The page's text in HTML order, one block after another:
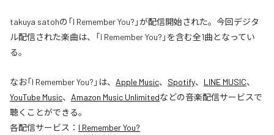
takuya satohの「I Remember You?」が配信開始された。今回デジタ
ル配信された楽曲は、「I Remember You?」を含む全1曲となってい
る。
なお「I Remember You? 」は、 Apple Music、 Spotify、 LINE MUSIC、
YouTube Music、 Amazon Music Unlimitedなどの音楽配信サービスで
聴くことができる。
各配信サービス： I Remember You?